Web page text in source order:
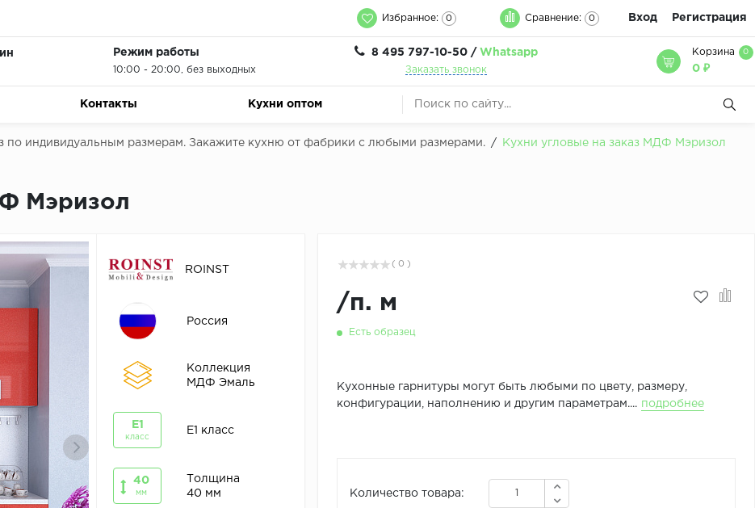
Избранное: 0 Сравнение: 0 Вход Регистрация
Режим работы
10:00 - 20:00, без выходных
8 495 797-10-50 / Whatsapp
Заказать звонок
Корзина 0
0 ₽
Контакты Кухни оптом
по индивидуальным размерам. Закажите кухню от фабрики с любыми размерами. / Кухни угловые на заказ МДФ Мэризол
Мэризол
ROINST
Россия
Коллекция
МДФ Эмаль
E1
класс
E1 класс
40
мм
Толщина
40 мм
( 0 )
/п. м
Есть образец
Кухонные гарнитуры могут быть любыми по цвету, размеру,
конфигурации, наполнению и другим параметрам.... подробнее
Количество товара: